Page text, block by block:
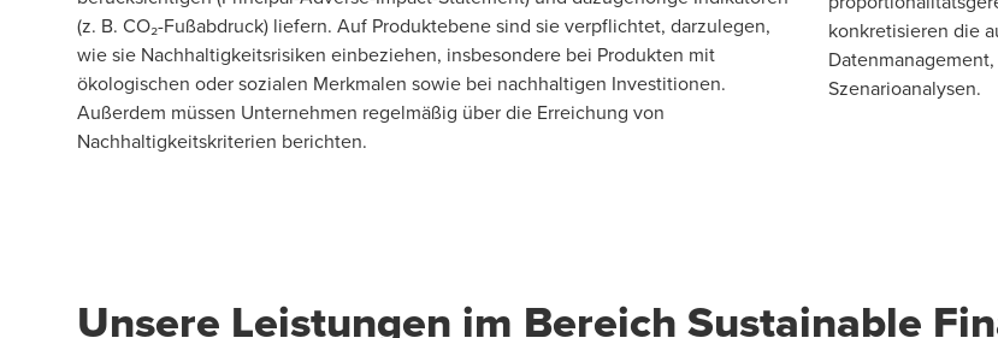
(z. B. CO₂-Fußabdruck) liefern. Auf Produktebene sind sie verpflichtet, darzulegen,
wie sie Nachhaltigkeitsrisiken einbeziehen, insbesondere bei Produkten mit
ökologischen oder sozialen Merkmalen sowie bei nachhaltigen Investitionen.
Außerdem müssen Unternehmen regelmäßig über die Erreichung von
Nachhaltigkeitskriterien berichten.
konkretisieren die
Szenarioanalysen.
Unsere Leistungen im Bereich Sustainable